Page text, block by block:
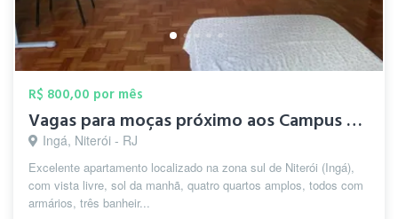
R$ 800,00 por mês
Vagas para moças próximo aos Campus UFF
Ingá, Niterói - RJ
Excelente apartamento localizado na zona sul de Niterói (Ingá),
com vista livre, sol da manhã, quatro quartos amplos, todos com
armários, três banheir...